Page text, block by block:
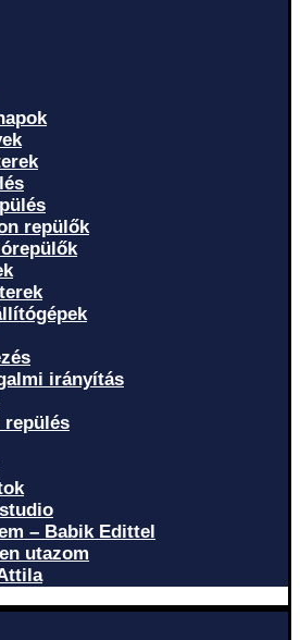
repülők
irányítás
repülés
– Babik Edittel
utazom